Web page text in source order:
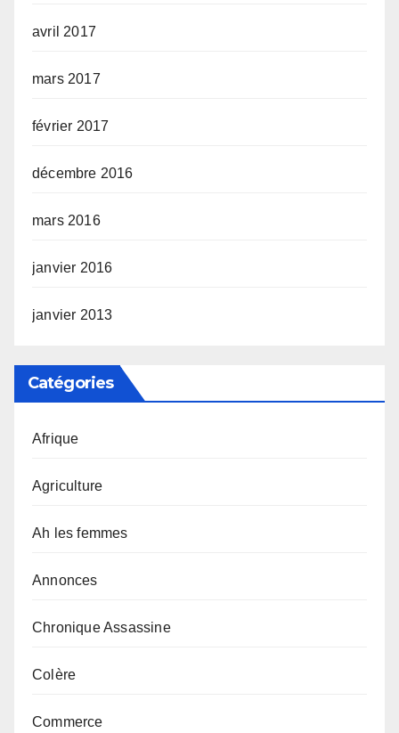
avril 2017
mars 2017
février 2017
décembre 2016
mars 2016
janvier 2016
janvier 2013
Catégories
Afrique
Agriculture
Ah les femmes
Annonces
Chronique Assassine
Colère
Commerce